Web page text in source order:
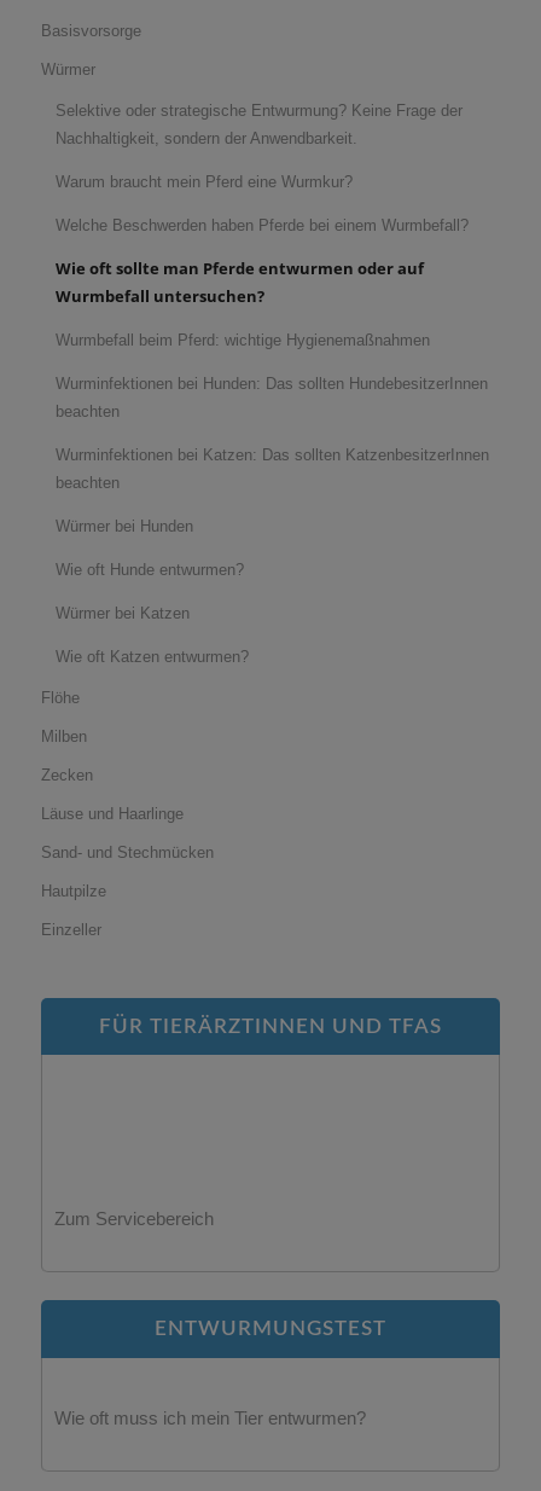
Basisvorsorge
Würmer
Selektive oder strategische Entwurmung? Keine Frage der
Nachhaltigkeit, sondern der Anwendbarkeit.
Warum braucht mein Pferd eine Wurmkur?
Welche Beschwerden haben Pferde bei einem Wurmbefall?
Wie oft sollte man Pferde entwurmen oder auf
Wurmbefall untersuchen?
Wurmbefall beim Pferd: wichtige Hygienemaßnahmen
Wurminfektionen bei Hunden: Das sollten HundebesitzerInnen
beachten
Wurminfektionen bei Katzen: Das sollten KatzenbesitzerInnen
beachten
Würmer bei Hunden
Wie oft Hunde entwurmen?
Würmer bei Katzen
Wie oft Katzen entwurmen?
Flöhe
Milben
Zecken
Läuse und Haarlinge
Sand- und Stechmücken
Hautpilze
Einzeller
FÜR TIERÄRZTINNEN UND TFAS
Zum Servicebereich
ENTWURMUNGSTEST
Wie oft muss ich mein Tier entwurmen?